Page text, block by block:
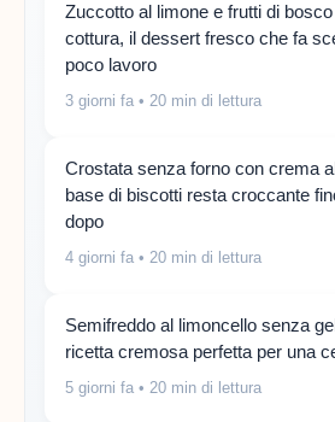
Zuccotto al limone e frutti di
cottura, il dessert fresco che fa
poco lavoro
3 giorni fa • 20 min di lettura
Crostata senza forno con crema
base di biscotti resta croccante
dopo
4 giorni fa • 20 min di lettura
Semifreddo al limoncello senza
ricetta cremosa perfetta per una
5 giorni fa • 20 min di lettura